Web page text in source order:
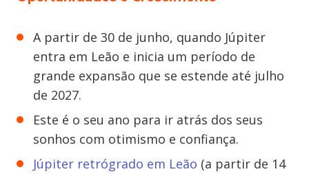
A partir de 30 de junho, quando Júpiter
entra em Leão e inicia um período de
grande expansão que se estende até julho
de 2027.
Este é o seu ano para ir atrás dos seus
sonhos com otimismo e confiança.
Júpiter retrógrado em Leão (a partir de 14